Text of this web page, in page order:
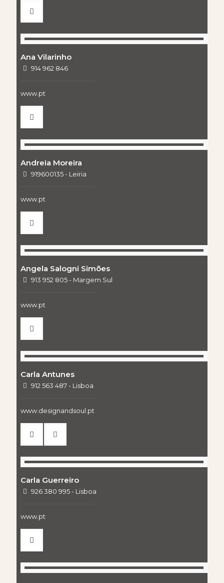
Ana Vilarinho
914 962 846
www.pt
Andreia Moreira
919600135 - Leiria
www.pt
Angela Salogni Simões
913 952 805 - Margem Sul
www.pt
Carla Antunes
912 563 487 - Lisboa
www.designandsoul.pt
Carla Guerreiro
926 380 995 - Lisboa
www.pt